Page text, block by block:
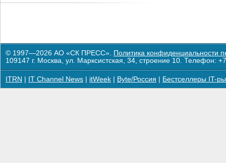
© 1997—2026 АО «СК ПРЕСС». Политика конфиденциальности
109147 г. Москва, ул. Марксистская, 34, строение 10. Телефон:
ITRN IT Channel News itWeek Byte/Россия Бестселлеры IT-